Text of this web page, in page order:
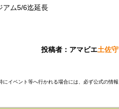
アム5/6迄延長
投稿者：アマビエ土佐守
イベント等へ行かれる場合には、必ず公式の情報